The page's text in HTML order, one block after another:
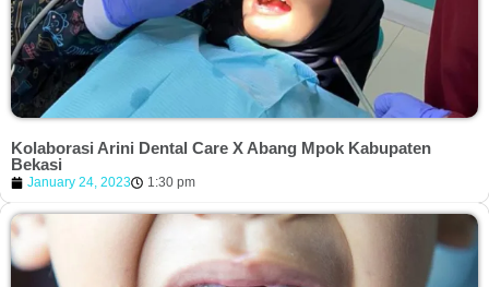
Kolaborasi Arini Dental Care X Abang Mpok Kabupaten
Bekasi
January 24, 2023 1:30 pm